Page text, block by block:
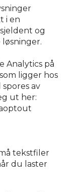
i en
og
Analytics på
ligger hos
av
ut her:
tekstfiler
du laster